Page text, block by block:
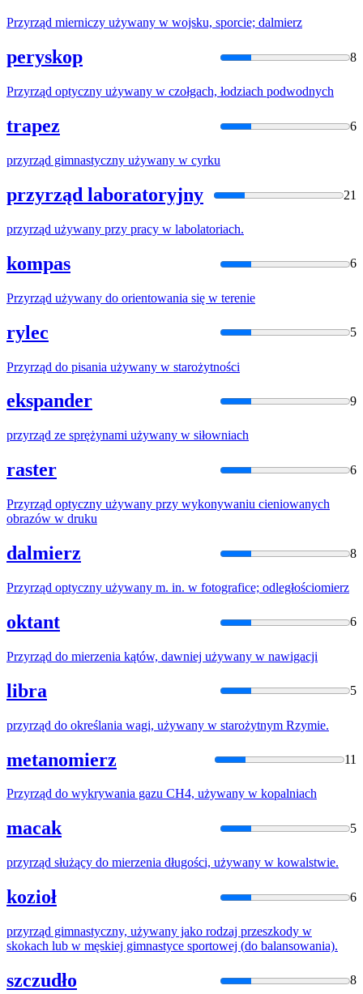
Przyrząd mierniczy używany w wojsku, sporcie; dalmierz
peryskop 8
Przyrząd optyczny używany w czołgach, łodziach podwodnych
trapez 6
przyrząd gimnastyczny używany w cyrku
przyrząd laboratoryjny 21
przyrząd używany przy pracy w labolatoriach.
kompas 6
Przyrząd używany do orientowania się w terenie
rylec 5
Przyrząd do pisania używany w starożytności
ekspander 9
przyrząd ze sprężynami używany w siłowniach
raster 6
Przyrząd optyczny używany przy wykonywaniu cieniowanych
obrazów w druku
dalmierz 8
Przyrząd optyczny używany m. in. w fotografice; odległościomierz
oktant 6
Przyrząd do mierzenia kątów, dawniej używany w nawigacji
libra 5
przyrząd do określania wagi, używany w starożytnym Rzymie.
metanomierz 11
Przyrząd do wykrywania gazu CH4, używany w kopalniach
macak 5
przyrząd służący do mierzenia długości, używany w kowalstwie.
kozioł 6
przyrząd gimnastyczny, używany jako rodzaj przeszkody w
skokach lub w męskiej gimnastyce sportowej (do balansowania).
szczudło 8